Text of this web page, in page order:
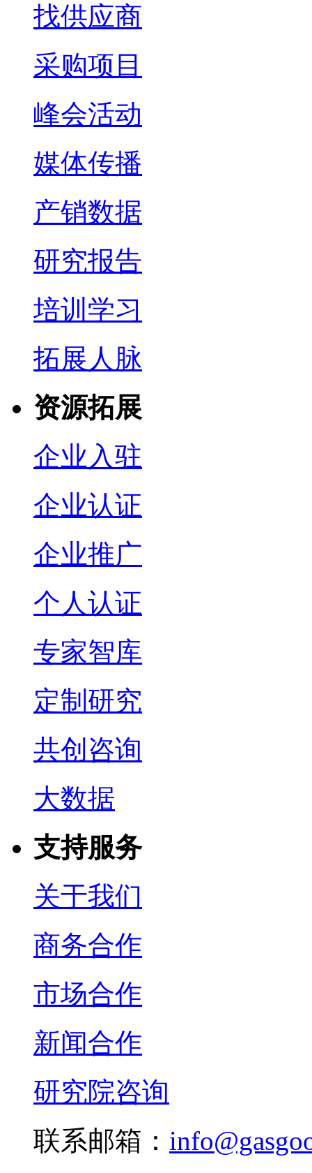
找供应商
采购项目
峰会活动
媒体传播
产销数据
研究报告
培训学习
拓展人脉
资源拓展
企业入驻
企业认证
企业推广
个人认证
专家智库
定制研究
共创咨询
大数据
支持服务
关于我们
商务合作
市场合作
新闻合作
研究院咨询
联系邮箱：